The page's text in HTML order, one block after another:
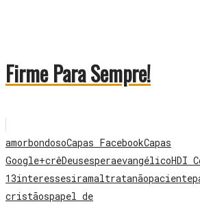
Firme Para Sempre!
amorbondosoCapas FacebookCapas
Google+crêDeusesperaevangélicoHDI
13interessesiramaltratanãopaciente
cristãospapel de